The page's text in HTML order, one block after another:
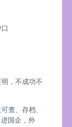
，不成功不
查、存档、
国企，外